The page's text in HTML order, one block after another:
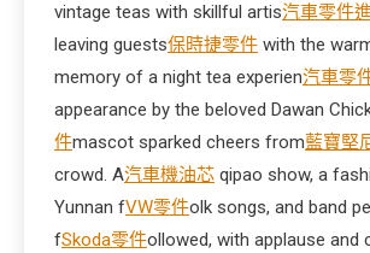
vintage teas with skillful artis汽車零件
leaving guests保時捷零件 with the
memory of a night tea experien汽車零
appearance by the beloved Dawan
件mascot sparked cheers from藍寶堅
crowd. A汽車機油芯 qipao show, a
Yunnan fVW零件olk songs, and band
fSkoda零件ollowed, with applause and